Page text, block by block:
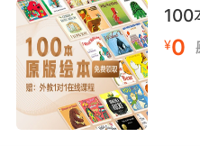
是一种很好的习惯。建议大
阅读，在有了一定的基础之
者材料，上海英语培训认
有帮助的。
100
¥0